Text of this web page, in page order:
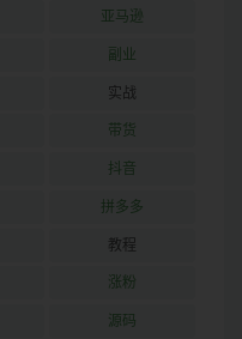
亚马逊
副业
实战
带货
抖音
拼多多
教程
涨粉
源码